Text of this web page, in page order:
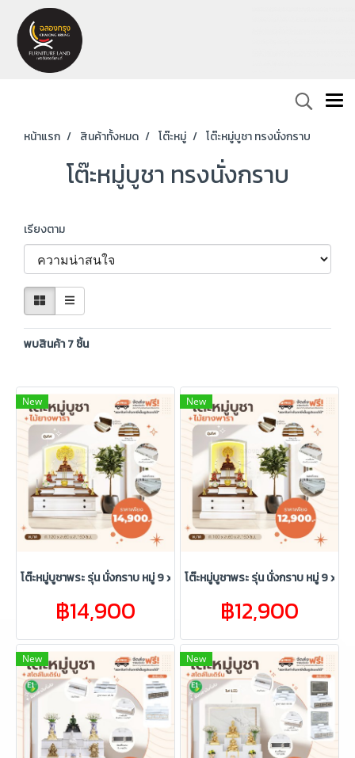
หน้าแรก สินค้าทั้งหมด โต๊ะหมู่ โต๊ะหมู่บูชา ทรงนั่งกราบ
โต๊ะหมู่บูชา ทรงนั่งกราบ
เรียงตาม
พบสินค้า 7 ชิ้น
New
โต๊ะหมู่บูชาพระ รุ่น นั่งกราบ หมู่ 9 x 120 ซม. + ซุ้มไฟ
฿14,900
New
โต๊ะหมู่บูชาพระ รุ่น นั่งกราบ หมู่ 9 x
฿12,900
New New